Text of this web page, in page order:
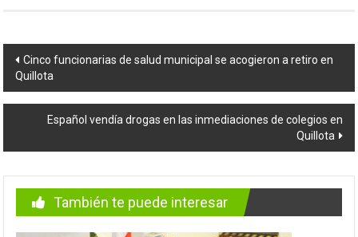
Navegación
de
entradas
Cinco funcionarias de salud municipal se acogieron a retiro en
Quillota
Español vendía drogas en las inmediaciones de colegios en
Quillota
También te puede interesar